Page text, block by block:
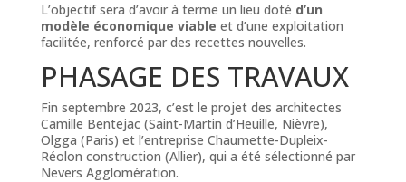
L’objectif sera d’avoir à terme un lieu doté d’un
modèle économique viable et d’une exploitation
facilitée, renforcé par des recettes nouvelles.
PHASAGE DES TRAVAUX
Fin septembre 2023, c’est le projet des architectes
Camille Bentejac (Saint-Martin d’Heuille, Nièvre),
Olgga (Paris) et l’entreprise Chaumette-Dupleix-
Réolon construction (Allier), qui a été sélectionné par
Nevers Agglomération.